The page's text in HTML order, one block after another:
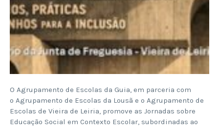
O Agrupamento de Escolas da Guia, em parceria com
o Agrupamento de Escolas da Lousã e o Agrupamento de
Escolas de Vieira de Leiria, promove as Jornadas sobre
Educação Social em Contexto Escolar, subordinadas ao